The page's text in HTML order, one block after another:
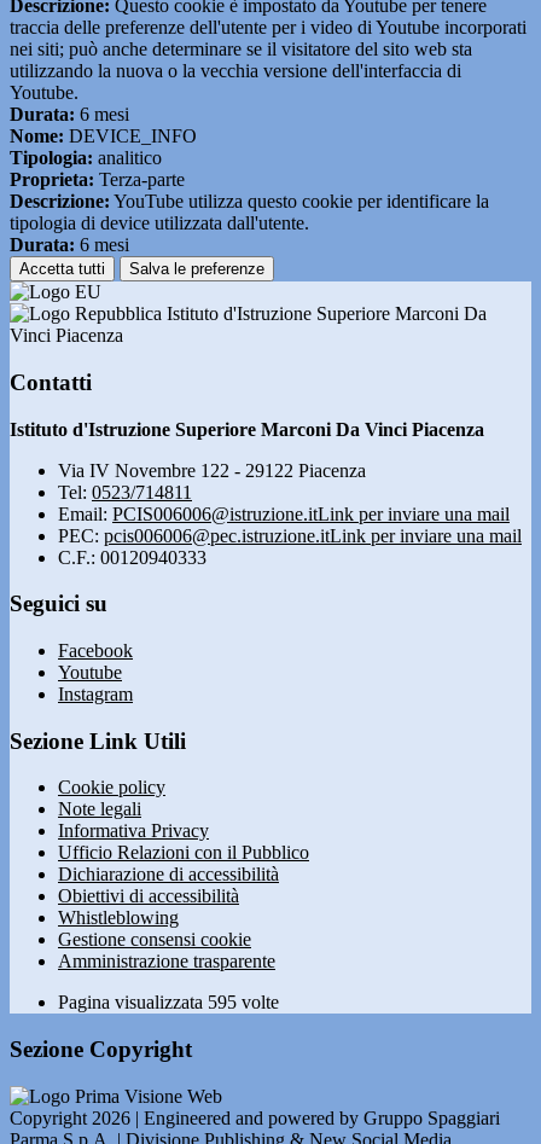
Descrizione: Questo cookie è impostato da Youtube per tenere
traccia delle preferenze dell'utente per i video di Youtube incorporati
nei siti; può anche determinare se il visitatore del sito web sta
utilizzando la nuova o la vecchia versione dell'interfaccia di
Youtube.
Durata: 6 mesi
Nome: DEVICE_INFO
Tipologia: analitico
Proprieta: Terza-parte
Descrizione: YouTube utilizza questo cookie per identificare la
tipologia di device utilizzata dall'utente.
Durata: 6 mesi
Accetta tutti Salva le preferenze
Istituto d'Istruzione Superiore Marconi Da
Vinci Piacenza
Contatti
Istituto d'Istruzione Superiore Marconi Da Vinci Piacenza
Via IV Novembre 122 - 29122 Piacenza
Tel: 0523/714811
Email: PCIS006006@istruzione.itLink per inviare una mail
PEC: pcis006006@pec.istruzione.itLink per inviare una mail
C.F.: 00120940333
Seguici su
Facebook
Youtube
Instagram
Sezione Link Utili
Cookie policy
Note legali
Informativa Privacy
Ufficio Relazioni con il Pubblico
Dichiarazione di accessibilità
Obiettivi di accessibilità
Whistleblowing
Gestione consensi cookie
Amministrazione trasparente
Pagina visualizzata 595 volte
Sezione Copyright
Copyright 2026 | Engineered and powered by Gruppo Spaggiari
Parma S.p.A. | Divisione Publishing & New Social Media